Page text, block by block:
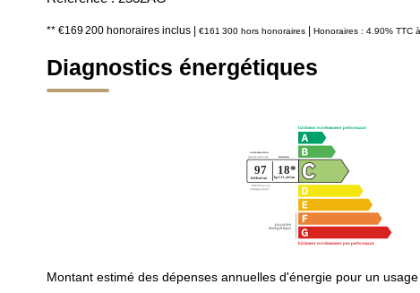
** €169 200 honoraires inclus €161 300 hors honoraires Honoraires : 4.90% TTC
Diagnostics énergétiques
Montant estimé des dépenses annuelles d'énergie pour un